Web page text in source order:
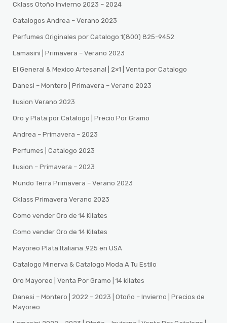
Cklass Otoño Invierno 2023 – 2024
Catalogos Andrea – Verano 2023
Perfumes Originales por Catalogo 1(800) 825-9452
Lamasini | Primavera – Verano 2023
El General & Mexico Artesanal | 2×1 | Venta por Catalogo
Danesi – Montero | Primavera – Verano 2023
Ilusion Verano 2023
Oro y Plata por Catalogo | Precio Por Gramo
Andrea – Primavera – 2023
Perfumes | Catalogo 2023
Ilusion – Primavera – 2023
Mundo Terra Primavera – Verano 2023
Cklass Primavera Verano 2023
Como vender Oro de 14 Kilates
Como vender Oro de 14 Kilates
Mayoreo Plata Italiana .925 en USA
Catalogo Minerva & Catalogo Moda A Tu Estilo
Oro Mayoreo | Venta Por Gramo | 14 kilates
Danesi – Montero | 2022 – 2023 | Otoño – Invierno | Precios de
Mayoreo